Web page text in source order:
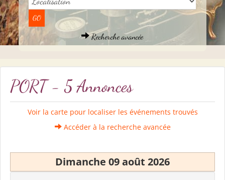
Recherche avancée
PORT - 5 Annonces
Voir la carte pour localiser les événements trouvés
Accéder à la recherche avancée
Dimanche 09 août 2026